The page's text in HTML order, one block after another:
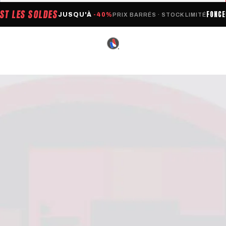
LES SOLDESJUSQU'À -40%PRIX BARRÉS · STOCK LIMITÉ